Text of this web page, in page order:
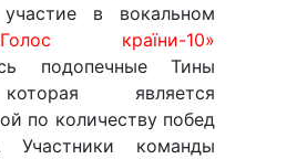
в вокальном
країни-10»
подопечные Тины
является
по количеству побед
Участники команды